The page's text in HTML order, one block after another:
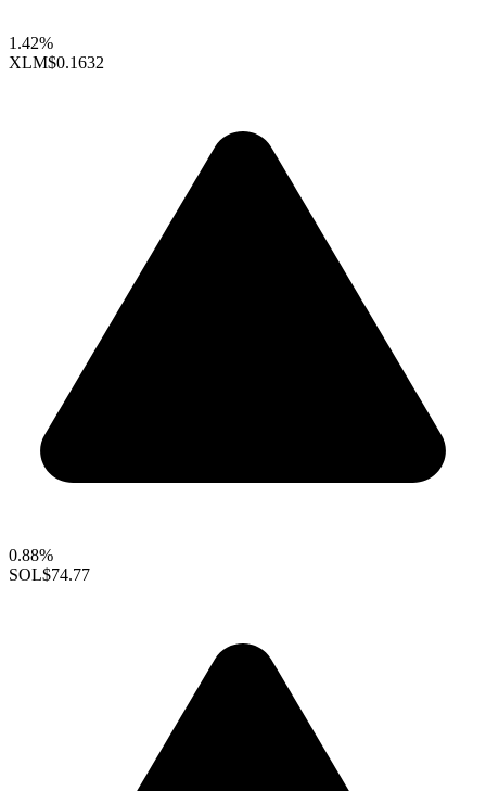
1.42%
XLM$0.1632
0.88%
SOL$74.77